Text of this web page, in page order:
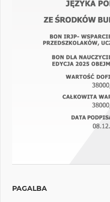
PAGALBA